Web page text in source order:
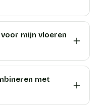
mijn vloeren
met